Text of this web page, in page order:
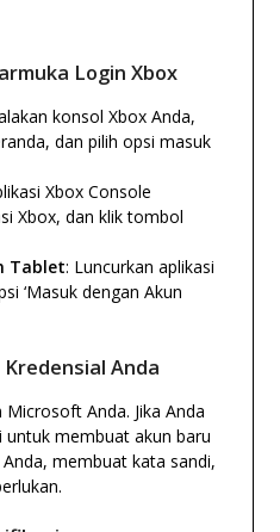
Login Xbox
konsol Xbox Anda,
dan pilih opsi masuk
Xbox Console
Xbox, dan klik tombol
Tablet: Luncurkan aplikasi
‘Masuk dengan Akun
Anda
Anda. Jika Anda
membuat akun baru
membuat kata sandi,